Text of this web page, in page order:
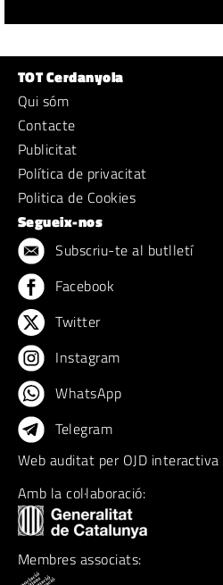
TOT Cerdanyola
Qui sóm
Contacte
Publicitat
Política de privacitat
Politica de Cookies
Segueix-nos
Subscriu-te al butlletí
Facebook
Twitter
Instagram
WhatsApp
Telegram
Web auditat per OJD interactiva
Amb la col·laboració:
Membres associats: